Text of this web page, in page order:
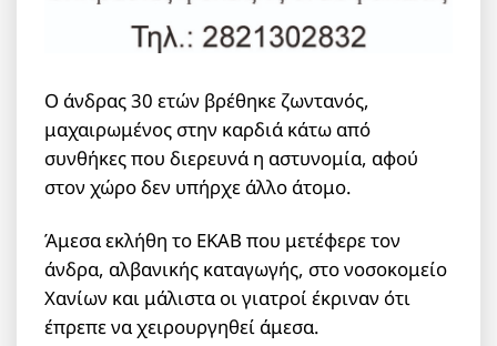
Ο άνδρας 30 ετών βρέθηκε ζωντανός,
μαχαιρωμένος στην καρδιά κάτω από
συνθήκες που διερευνά η αστυνομία, αφού
στον χώρο δεν υπήρχε άλλο άτομο.
Άμεσα εκλήθη το ΕΚΑΒ που μετέφερε τον
άνδρα, αλβανικής καταγωγής, στο νοσοκομείο
Χανίων και μάλιστα οι γιατροί έκριναν ότι
έπρεπε να χειρουργηθεί άμεσα.